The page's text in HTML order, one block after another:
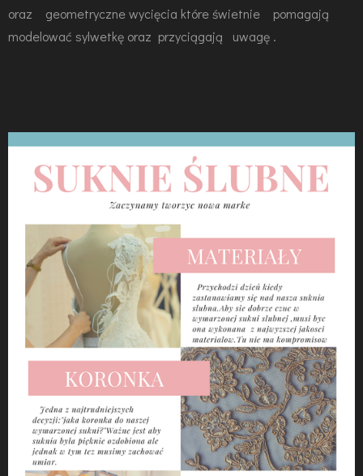
oraz geometryczne wycięcia które świetnie pomagają
modelować sylwetkę oraz przyciągają uwagę .